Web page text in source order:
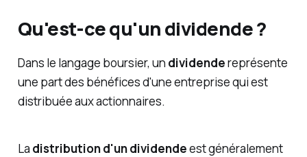
Qu'est-ce qu'un dividende ?
Dans le langage boursier, un dividendereprésente
une part des bénéfices d'une entreprise qui est
distribuée aux actionnaires.
La distribution d'un dividendeest généralement